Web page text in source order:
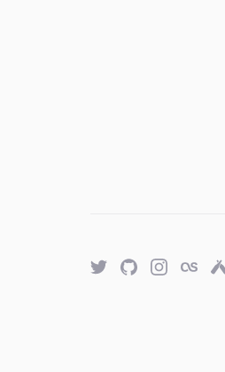
TwitterGitHubTwitter